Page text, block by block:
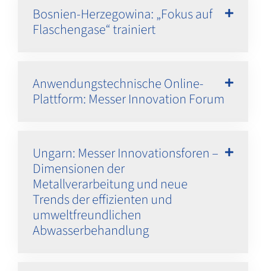
Bosnien-Herzegowina: „Fokus auf
Flaschengase“ trainiert
Anwendungstechnische Online-
Plattform: Messer Innovation Forum
Ungarn: Messer Innovationsforen –
Dimensionen der
Metallverarbeitung und neue
Trends der effizienten und
umweltfreundlichen
Abwasserbehandlung